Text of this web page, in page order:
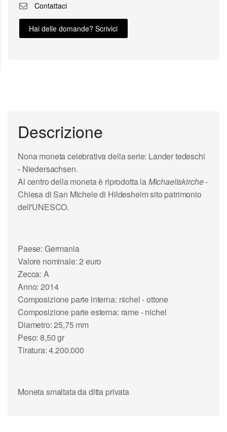
Contattaci
Hai delle domande? Scrivici
Descrizione
Nona moneta celebrativa della serie: Lander tedeschi
- Niedersachsen.
Al centro della moneta è riprodotta laMichaeliskirche-
Chiesa di San Micheledi Hildesheim sito patrimonio
dell'UNESCO.
Paese: Germania
Valore nominale: 2 euro
Zecca: A
Anno: 2014
Composizione parte interna: nichel - ottone
Composizione parte esterna: rame - nichel
Diametro: 25,75 mm
Peso: 8,50 gr
Tiratura: 4.200.000
Moneta smaltata da ditta privata